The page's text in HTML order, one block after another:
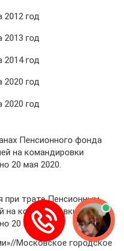
год
год
год
год
год
Пенсионного фонда
на командировки
20 мая 2020.
при трате Пенсионным
на командировки
20 мая 2020.
Московское городское